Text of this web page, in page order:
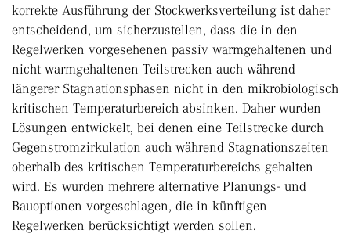
korrekte Ausführung der Stockwerksverteilung ist daher
entscheidend, um sicherzustellen, dass die in den
Regelwerken vorgesehenen passiv warmgehaltenen und
nicht warmgehaltenen Teilstrecken auch während
längerer Stagnationsphasen nicht in den mikrobiologisch
kritischen Temperaturbereich absinken. Daher wurden
Lösungen entwickelt, bei denen eine Teilstrecke durch
Gegenstromzirkulation auch während Stagnationszeiten
oberhalb des kritischen Temperaturbereichs gehalten
wird. Es wurden mehrere alternative Planungs- und
Bauoptionen vorgeschlagen, die in künftigen
Regelwerken berücksichtigt werden sollen.